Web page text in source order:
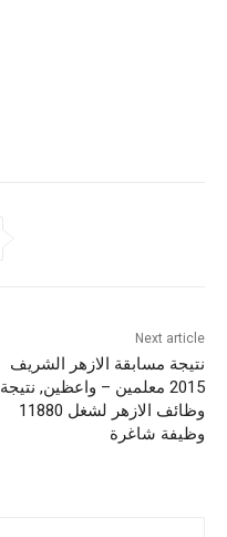
Next article
نتيجة مسابقة الازهر الشريف
2015 معلمين – واعظين, نتيجة
وظائف الازهر لشغل 11880
وظيفة شاغرة